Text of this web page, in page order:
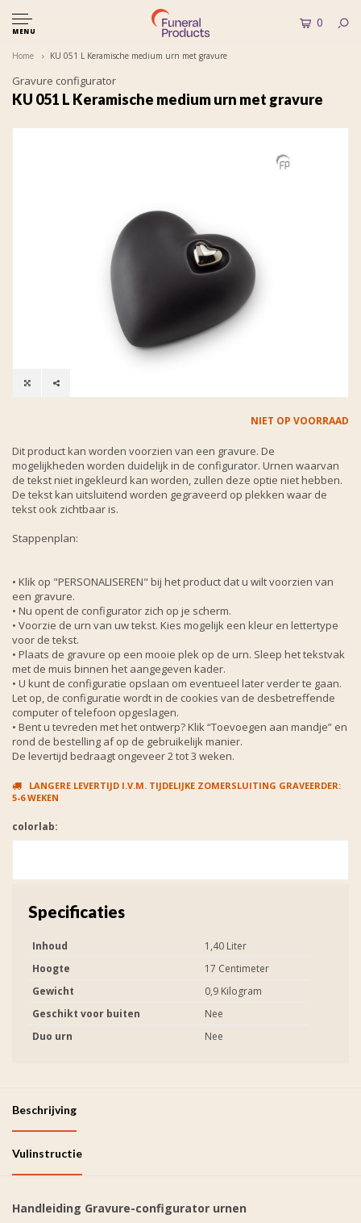
MENU
0
Home KU 051 L Keramische medium urn met gravure
Gravure configurator
KU 051 L Keramische medium urn met gravure
NIET OP VOORRAAD
Dit product kan worden voorzien van een gravure. De
mogelijkheden worden duidelijk in de configurator. Urnen waarvan
de tekst niet ingekleurd kan worden, zullen deze optie niet hebben.
De tekst kan uitsluitend worden gegraveerd op plekken waar de
tekst ook zichtbaar is.
Stappenplan:
• Klik op "PERSONALISEREN" bij het product dat u wilt voorzien van
een gravure.
• Nu opent de configurator zich op je scherm.
• Voorzie de urn van uw tekst. Kies mogelijk een kleur en lettertype
voor de tekst.
• Plaats de gravure op een mooie plek op de urn. Sleep het tekstvak
met de muis binnen het aangegeven kader.
• U kunt de configuratie opslaan om eventueel later verder te gaan.
Let op, de configuratie wordt in de cookies van de desbetreffende
computer of telefoon opgeslagen.
• Bent u tevreden met het ontwerp? Klik “Toevoegen aan mandje” en
rond de bestelling af op de gebruikelijk manier.
De levertijd bedraagt ongeveer 2 tot 3 weken.
LANGERE LEVERTIJD I.V.M. TIJDELIJKE ZOMERSLUITING GRAVEERDER:
5-6 WEKEN
colorlab:
Specificaties
Inhoud
1,40 Liter
Hoogte
17 Centimeter
Gewicht
0,9 Kilogram
Geschikt voor buiten
Nee
Duo urn
Nee
Beschrijving
Vulinstructie
Handleiding Gravure-configurator urnen